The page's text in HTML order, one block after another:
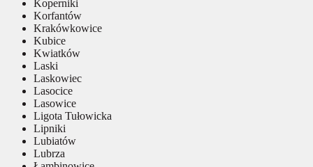
Koperniki
Korfantów
Krakówkowice
Kubice
Kwiatków
Laski
Laskowiec
Lasocice
Lasowice
Ligota Tułowicka
Lipniki
Lubiatów
Lubrza